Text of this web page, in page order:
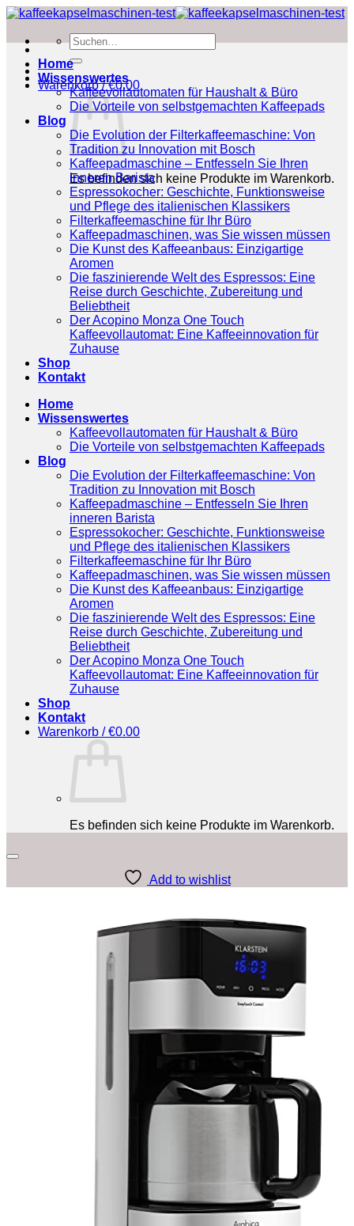
Zum
springen
Suchen
nach:
Warenkorb /€0.00
Es befinden sich keine Produkte im Warenkorb.
Home
Wissenswertes
Kaffeevollautomaten für Haushalt & Büro
Die Vorteile von selbstgemachten Kaffeepads
Blog
Die Evolution der Filterkaffeemaschine: Von
Tradition zu Innovation mit Bosch
Kaffeepadmaschine – Entfesseln Sie Ihren
inneren Barista
Espressokocher: Geschichte, Funktionsweise
und Pflege des italienischen Klassikers
Filterkaffeemaschine für Ihr Büro
Kaffeepadmaschinen, was Sie wissen müssen
Die Kunst des Kaffeeanbaus: Einzigartige
Aromen
Die faszinierende Welt des Espressos: Eine
Reise durch Geschichte, Zubereitung und
Beliebtheit
Der Acopino Monza One Touch
Kaffeevollautomat: Eine Kaffeeinnovation für
Zuhause
Shop
Kontakt
Home
Wissenswertes
Kaffeevollautomaten für Haushalt & Büro
Die Vorteile von selbstgemachten Kaffeepads
Blog
Die Evolution der Filterkaffeemaschine: Von
Tradition zu Innovation mit Bosch
Kaffeepadmaschine – Entfesseln Sie Ihren
inneren Barista
Espressokocher: Geschichte, Funktionsweise
und Pflege des italienischen Klassikers
Filterkaffeemaschine für Ihr Büro
Kaffeepadmaschinen, was Sie wissen müssen
Die Kunst des Kaffeeanbaus: Einzigartige
Aromen
Die faszinierende Welt des Espressos: Eine
Reise durch Geschichte, Zubereitung und
Beliebtheit
Der Acopino Monza One Touch
Kaffeevollautomat: Eine Kaffeeinnovation für
Zuhause
Shop
Kontakt
Warenkorb /€0.00
Es befinden sich keine Produkte im Warenkorb.
Add to wishlist